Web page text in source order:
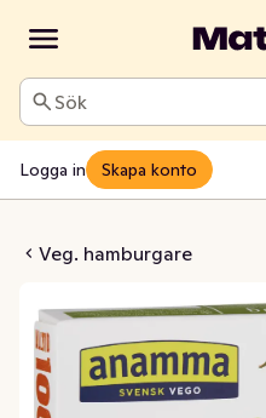
Sök
Logga in Skapa konto
Veg. hamburgare
4-p Anamma